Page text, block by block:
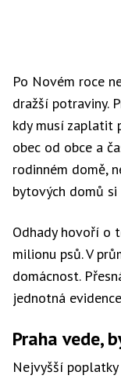
Po Novém roce
dražší potraviny.
kdy musí zaplatit
obec od obce a
rodinném domě,
bytových domů
Odhady hovoří o
milionu psů. V
domácnost.
jednotná
Praha vede,
Nejvyšší